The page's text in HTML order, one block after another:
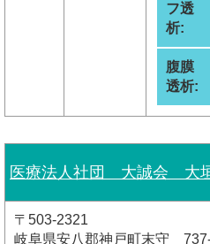
フ透
析:
腹膜
透析:
医療法人社団 大誠会 大
〒503-2321
岐阜県安八郡神戸町末守